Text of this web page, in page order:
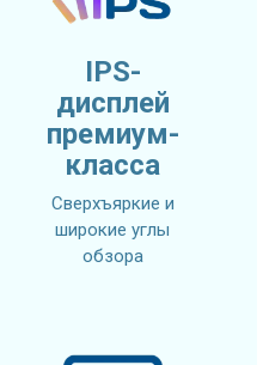
IPS-
дисплей
премиум-
класса
Сверхъяркие и
широкие углы
обзора